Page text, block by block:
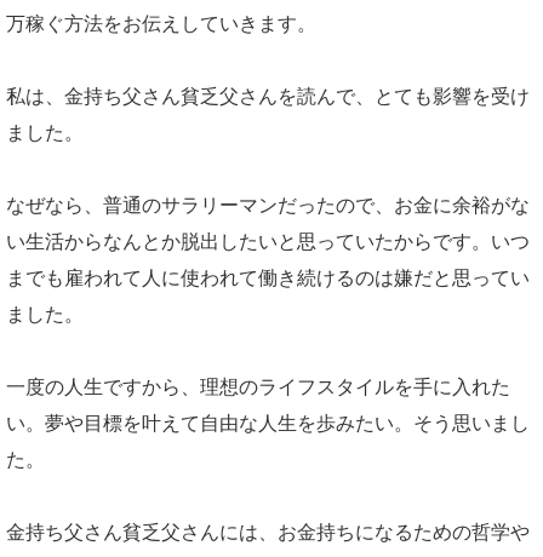
万稼ぐ方法をお伝えしていきます。
私は、金持ち父さん貧乏父さんを読んで、とても影響を受け
ました。
なぜなら、普通のサラリーマンだったので、お金に余裕がな
い生活からなんとか脱出したいと思っていたからです。いつ
までも雇われて人に使われて働き続けるのは嫌だと思ってい
ました。
一度の人生ですから、理想のライフスタイルを手に入れた
い。夢や目標を叶えて自由な人生を歩みたい。そう思いまし
た。
金持ち父さん貧乏父さんには、お金持ちになるための哲学や